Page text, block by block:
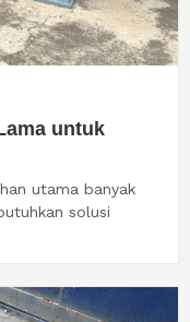
untuk
utama banyak
solusi